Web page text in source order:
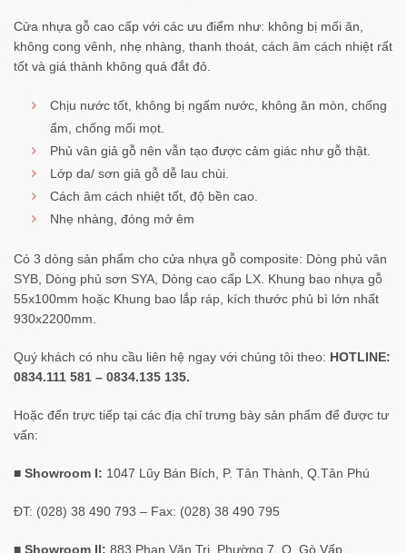
Cửa nhựa gỗ cao cấp với các ưu điểm như: không bị mối ăn,
không cong vênh, nhẹ nhàng, thanh thoát, cách âm cách nhiệt rất
tốt và giá thành không quá đắt đỏ.
Chịu nước tốt, không bị ngấm nước, không ăn mòn, chống
ẩm, chống mối mọt.
Phủ vân giả gỗ nên vẫn tạo được cảm giác như gỗ thật.
Lớp da/ sơn giả gỗ dễ lau chùi.
Cách âm cách nhiệt tốt, độ bền cao.
Nhẹ nhàng, đóng mở êm
Có 3 dòng sản phẩm cho cửa nhựa gỗ composite: Dòng phủ vân
SYB, Dòng phủ sơn SYA, Dòng cao cấp LX. Khung bao nhựa gỗ
55x100mm hoặc Khung bao lắp ráp, kích thước phủ bì lớn nhất
930x2200mm.
Quý khách có nhu cầu liên hệ ngay với chúng tôi theo: HOTLINE:
0834.111 581 – 0834.135 135.
Hoặc đến trực tiếp tại các địa chỉ trưng bày sản phẩm để được tư
vấn:
■ Showroom I: 1047 Lũy Bán Bích, P. Tân Thành, Q.Tân Phú
ĐT: (028) 38 490 793 – Fax: (028) 38 490 795
■ Showroom II: 883 Phan Văn Trị, Phường 7, Q. Gò Vấp